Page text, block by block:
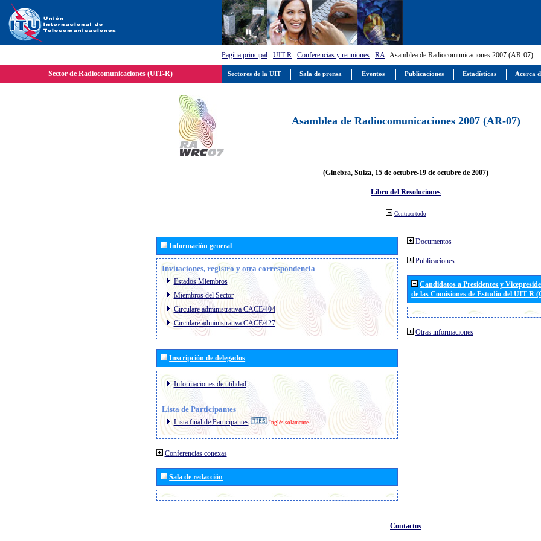
Pagína principal : UIT-R : Conferencias y reuniones : RA: Asamblea de Radiocomunicaciones 2007 (AR-07)
Sector de Radiocomunicaciones (UIT-R)
Asamblea de Radiocomunicaciones 2007 (AR-07)
(Ginebra, Suiza, 15 de octubre-19 de octubre de 2007)
Libro del Resoluciones
Contraer todo
Información general
Invitaciones, registro y otra correspondencia
Estados Miembros
Miembros del Sector
Circulare administrativa CACE/404
Circulare administrativa CACE/427
Inscripción de delegados
Informaciones de utilidad
Lista de Participantes
Lista final de Participantes Inglés solamente
Conferencias conexas
Sala de redacción
Documentos
Publicaciones
Candidatos a Presidentes y
de las Comisiones de Estudio del UIT R
Otras informaciones
Contactos
Sectores de la UIT Sala de prensa Eventos Publicaciones Estadísticas Acerca